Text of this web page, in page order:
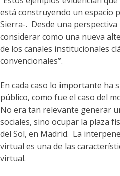
está construyendo un espacio
Sierra-. Desde una
considerar como una nueva
de los canales institucionales
convencionales”.
En cada caso lo importante ha
público, como fue el caso del
No era tan relevante generar
sociales, sino ocupar la plaza
del Sol, en Madrid. La
virtual es una de las
virtual.